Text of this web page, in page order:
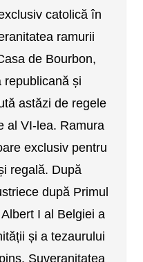
catolică în
ramurii
de Bourbon,
republicană și
astăzi de regele
al VI-lea. Ramura
exclusiv pentru
regală. După
după Primul
I al Belgiei a
și a tezaurului
Suveranitatea